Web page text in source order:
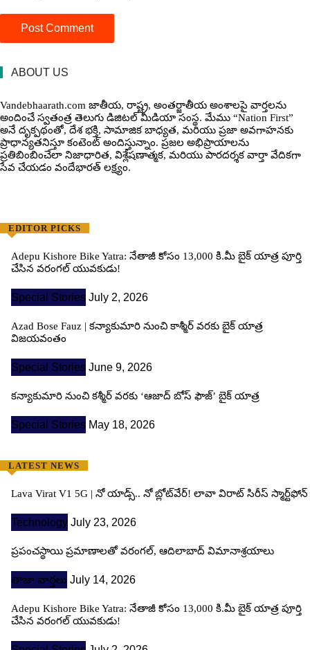
ABOUT US
Vandebhaarath.com జాతీయ, రాష్ట్ర, అంతర్జాతీయ అంశాలపై వార్తలను
అందించే స్వతంత్ర తెలుగు డిజిటల్ మీడియా సంస్థ. మేము “Nation First”
అనే దృక్పథంతో, దేశ భక్తి, సామాజిక బాధ్యత, మరియు ప్రజా అవగాహనకు
ప్రాధాన్యతనిస్తూ కంటెంట్ అందిస్తున్నాం. ప్రజల అభిప్రాయాలను
ప్రతిబింబించేలా నిజాధారిత, విశ్లేషణాత్మక, మరియు పారదర్శక వార్తా వేదికగా
సేవ చేయడం వందేభార‌త్ ల‌క్ష్యం.
EDITOR PICKS
Adepu Kishore Bike Yatra: నేతాజీ కోసం 13,000 కి.మీ బైక్ యాత్ర పూర్తి
చేసిన వరంగల్ యువకుడు!
Special Stories July 2, 2026
Azad Bose Fauz | కన్యాకుమారి నుంచి కాశ్మీర్ వరకు బైక్ యాత్ర
విజయవంతం
Special Stories June 9, 2026
కన్యాకుమారి నుంచి కశ్మీర్ వరకు ‘ఆజాద్ బోస్ ఫౌజ్’ బైక్ యాత్ర
Special Stories May 18, 2026
LATEST NEWS
Lava Virat V1 5G | నో యాడ్స్.. నో బ్లోట్‌వేర్! లావా విరాట్ సిరీస్ స్మార్ట్‌ఫోన్​
Technology July 23, 2026
ప్రపంచస్థాయి ప్రమాణాలతో వరంగల్, ఆదిలాబాద్ విమానాశ్రయాలు
తాజా వార్తలు July 14, 2026
Adepu Kishore Bike Yatra: నేతాజీ కోసం 13,000 కి.మీ బైక్ యాత్ర పూర్తి
చేసిన వరంగల్ యువకుడు!